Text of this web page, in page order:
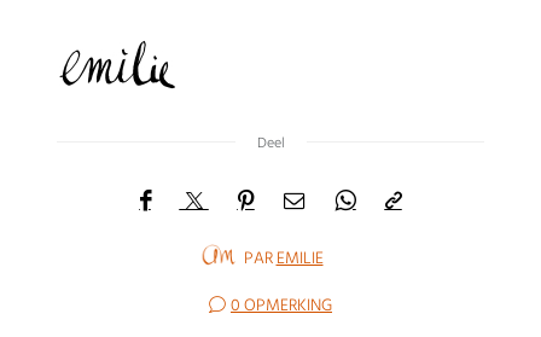
Deel
PAREMILIE
0 OPMERKING